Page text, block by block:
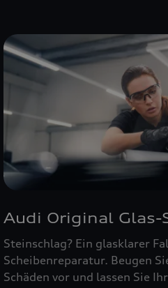
Audi Original Glas-
Steinschlag? Ein glasklarer
Scheibenreparatur. Beugen
Schäden vor und lassen Sie